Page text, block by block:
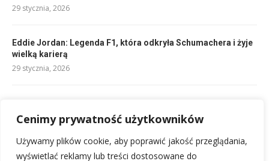
Cenimy prywatność użytkowników
Używamy plików cookie, aby poprawić jakość przeglądania,
wyświetlać reklamy lub treści dostosowane do
29 stycznia, 2026
Eddie Jordan: Legenda F1, która odkryła Schumachera i żyje
wielką karierą
29 stycznia, 2026
29 stycznia, 2026
John Krasinski – aktor, reżyser, scenarzysta. Biografia.